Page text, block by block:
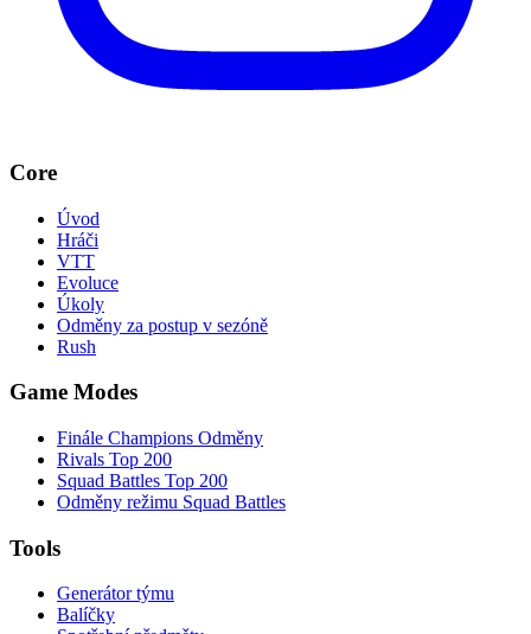
Core
Úvod
Hráči
VTT
Evoluce
Úkoly
Odměny za postup v sezóně
Rush
Game Modes
Finále Champions Odměny
Rivals Top 200
Squad Battles Top 200
Odměny režimu Squad Battles
Tools
Generátor týmu
Balíčky